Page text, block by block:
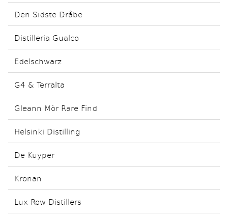
Den Sidste Dråbe
Distilleria Gualco
Edelschwarz
G4 & Terralta
Gleann Mòr Rare Find
Helsinki Distilling
De Kuyper
Kronan
Lux Row Distillers